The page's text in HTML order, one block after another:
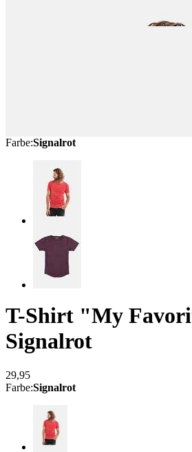
Farbe:Signalrot
T-Shirt "My
Signalrot
29,95
Farbe:Signalrot